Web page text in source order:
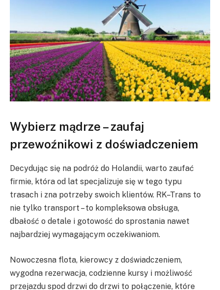
Wybierz mądrze – zaufaj
przewoźnikowi z doświadczeniem
Decydując się na podróż do Holandii, warto zaufać
firmie, która od lat specjalizuje się w tego typu
trasach i zna potrzeby swoich klientów. RK–Trans to
nie tylko transport – to kompleksowa obsługa,
dbałość o detale i gotowość do sprostania nawet
najbardziej wymagającym oczekiwaniom.
Nowoczesna flota, kierowcy z doświadczeniem,
wygodna rezerwacja, codzienne kursy i możliwość
przejazdu spod drzwi do drzwi to połączenie, które